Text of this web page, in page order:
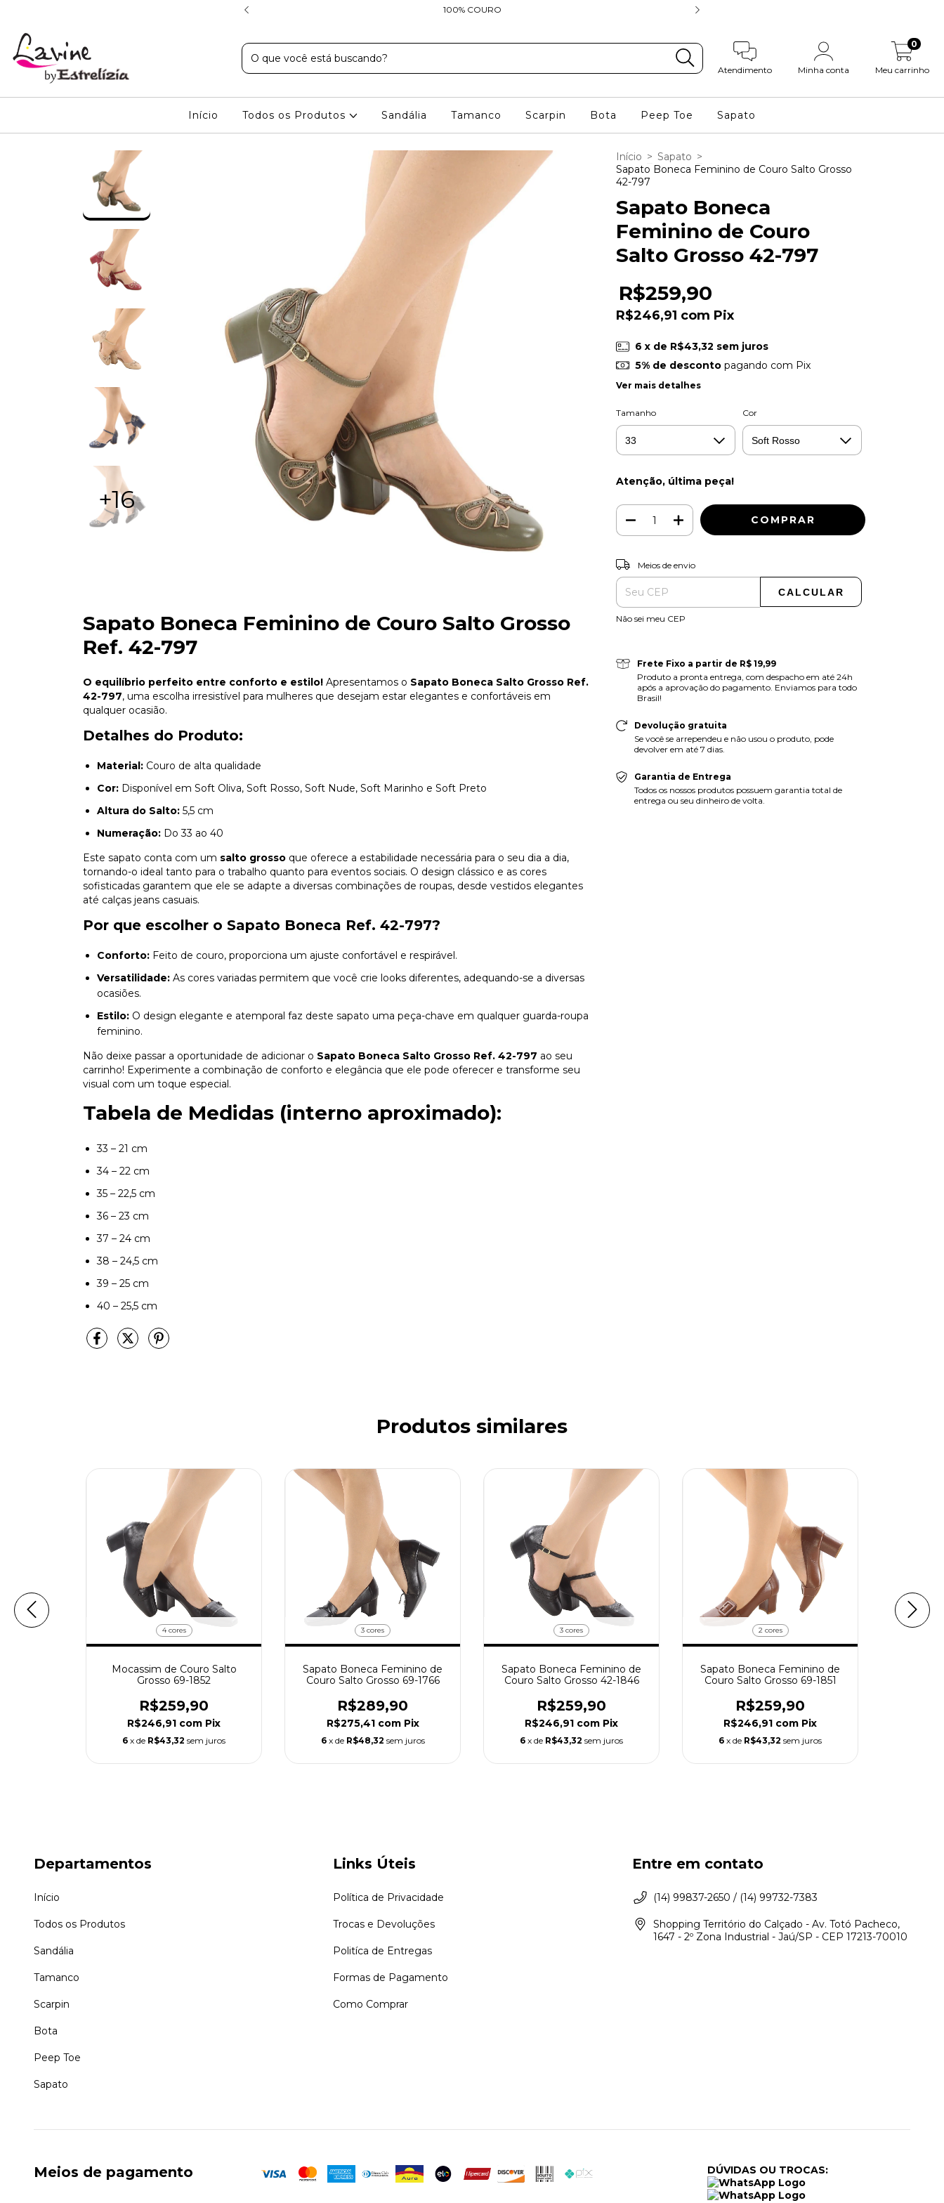
100% COURO
Atendimento Minha conta Meu carrinho
0
Início Todos os Produtos Sandália Tamanco Scarpin Bota Peep Toe Sapato
+16
Sapato Boneca Feminino de Couro Salto Grosso
Ref. 42-797
O equilíbrio perfeito entre conforto e estilo! Apresentamos o Sapato Boneca Salto Grosso Ref.
42-797, uma escolha irresistível para mulheres que desejam estar elegantes e confortáveis em
qualquer ocasião.
Detalhes do Produto:
Material: Couro de alta qualidade
Cor: Disponível em Soft Oliva, Soft Rosso, Soft Nude, Soft Marinho e Soft Preto
Altura do Salto: 5,5 cm
Numeração: Do 33 ao 40
Este sapato conta com um salto grosso que oferece a estabilidade necessária para o seu dia a dia,
tornando-o ideal tanto para o trabalho quanto para eventos sociais. O design clássico e as cores
sofisticadas garantem que ele se adapte a diversas combinações de roupas, desde vestidos elegantes
até calças jeans casuais.
Por que escolher o Sapato Boneca Ref. 42-797?
Conforto: Feito de couro, proporciona um ajuste confortável e respirável.
Versatilidade: As cores variadas permitem que você crie looks diferentes, adequando-se a diversas
ocasiões.
Estilo: O design elegante e atemporal faz deste sapato uma peça-chave em qualquer guarda-roupa
feminino.
Não deixe passar a oportunidade de adicionar o Sapato Boneca Salto Grosso Ref. 42-797 ao seu
carrinho! Experimente a combinação de conforto e elegância que ele pode oferecer e transforme seu
visual com um toque especial.
Tabela de Medidas (interno aproximado):
33 – 21 cm
34 – 22 cm
35 – 22,5 cm
36 – 23 cm
37 – 24 cm
38 – 24,5 cm
39 – 25 cm
40 – 25,5 cm
Início > Sapato >
Sapato Boneca Feminino de Couro Salto Grosso
42-797
Sapato Boneca
Feminino de Couro
Salto Grosso 42-797
R$259,90
R$246,91 com Pix
6 x de R$43,32 sem juros
5% de descontopagando com Pix
Ver mais detalhes
Tamanho Cor
Atenção, última peça!
Entregas para o CEP:
Meios de envio
CALCULAR
Não sei meu CEP
Frete Fixo a partir de R$ 19,99
Produto a pronta entrega, com despacho em até 24h
após a aprovação do pagamento. Enviamos para todo
Brasil!
Devolução gratuita
Se você se arrependeu e não usou o produto, pode
devolver em até 7 dias.
Garantia de Entrega
Todos os nossos produtos possuem garantia total de
entrega ou seu dinheiro de volta.
Produtos similares
4 cores
Mocassim de Couro Salto
Grosso 69-1852
R$259,90
R$246,91 com Pix
6 x de R$43,32 sem juros
3 cores
Sapato Boneca Feminino de
Couro Salto Grosso 69-1766
R$289,90
R$275,41 com Pix
6 x de R$48,32 sem juros
3 cores
Sapato Boneca Feminino de
Couro Salto Grosso 42-1846
R$259,90
R$246,91 com Pix
6 x de R$43,32 sem juros
2 cores
Sapato Boneca Feminino de
Couro Salto Grosso 69-1851
R$259,90
R$246,91 com Pix
6 x de R$43,32 sem juros
Departamentos
Início
Todos os Produtos
Sandália
Tamanco
Scarpin
Bota
Peep Toe
Sapato
Links Úteis
Política de Privacidade
Trocas e Devoluções
Politíca de Entregas
Formas de Pagamento
Como Comprar
Entre em contato
(14) 99837-2650 / (14) 99732-7383
Shopping Território do Calçado - Av. Totó Pacheco,
1647 - 2º Zona Industrial - Jaú/SP - CEP 17213-70010
Meios de pagamento DÚVIDAS OU TROCAS: